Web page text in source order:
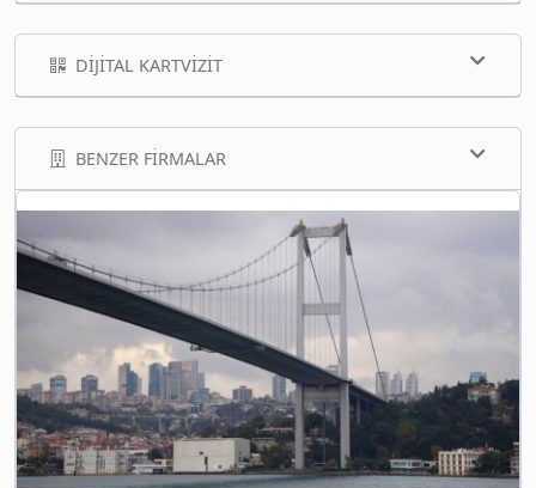
DIJITAL KARTVIZIT
BENZER FIRMALAR